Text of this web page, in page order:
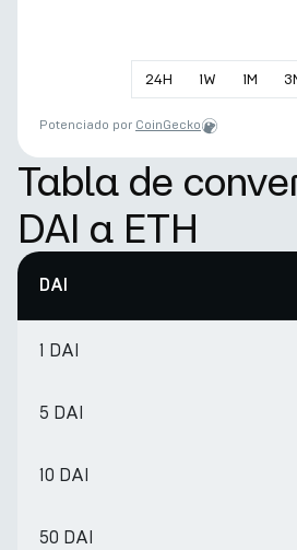
24H 1W 1M 3
Potenciado por CoinGecko
Tabla de
DAI a ETH
DAI
1 DAI
5 DAI
10 DAI
50 DAI